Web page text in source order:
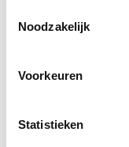
Noodzakelijk
Voorkeuren
Statistieken